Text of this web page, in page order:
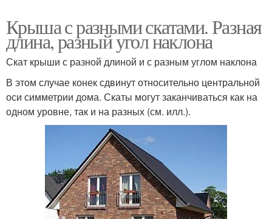
Крыша с разными скатами. Разная
длина, разный угол наклона
Скат крыши с разной длиной и с разным углом наклона
В этом случае конек сдвинут относительно центральной
оси симметрии дома. Скаты могут заканчиваться как на
одном уровне, так и на разных (см. илл.).